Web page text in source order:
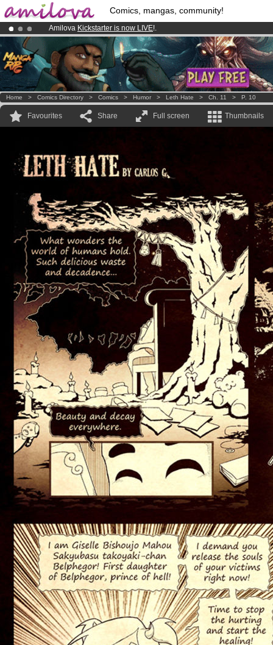
Comics, mangas, community!
Amilova Kickstarter is now LIVE!.
Premium membership from3.95 eurosper month !Get membership
Already 100000membersand 1000 comics & mangas!.
Home > Comics Directory > Comics > Humor > Leth Hate > Ch. 11 > P. 10
Favourites Share Full screen Thumbnails